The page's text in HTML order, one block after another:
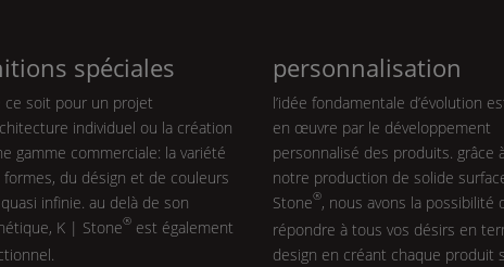
spéciales
ce soit pour un projet
individuel ou la création
gamme commerciale: la variété
formes, du désign et de couleurs
infinie. au delà de son
K | Stone®est également
personnalisation
l’idée fondamentale d’évolution
en œuvre par le développement
personnalisé des produits. grâce
notre production de solide
Stone®, nous avons la possibilité
répondre à tous vos désirs en
design en créant chaque produit